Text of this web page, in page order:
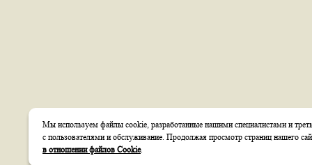
Мы используем файлы cookie, разработанные нашими специалистами и
с пользователями и обслуживание. Продолжая просмотр страниц нашего
в отношении файлов Cookie.